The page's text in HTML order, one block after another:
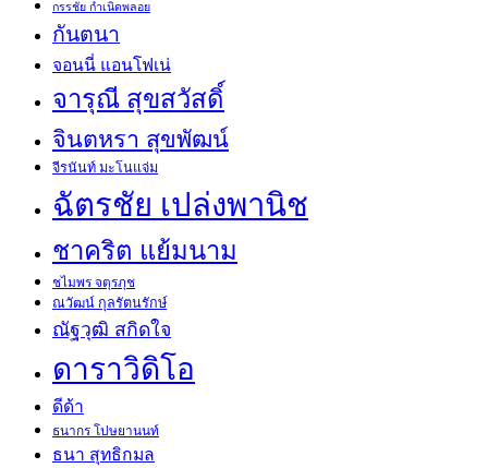
กรรชัย กำเนิดพลอย
กันตนา
จอนนี่ แอนโฟเน่
จารุณี สุขสวัสดิ์
จินตหรา สุขพัฒน์
จีรนันท์ มะโนแจ่ม
ฉัตรชัย เปล่งพานิช
ชาคริต แย้มนาม
ชไมพร จตุรภุช
ณวัฒน์ กุลรัตนรักษ์
ณัฐวุฒิ สกิดใจ
ดาราวิดิโอ
ดีด้า
ธนากร โปษยานนท์
ธนา สุทธิกมล